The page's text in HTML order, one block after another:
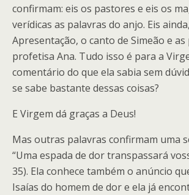
confirmam: eis os pastores e eis os
verídicas as palavras do anjo. Eis
Apresentação, o canto de Simeão e as
profetisa Ana. Tudo isso é para a
comentário do que ela sabia sem
se sabe bastante dessas coisas?
E Virgem dá graças a Deus!
Mas outras palavras confirmam uma
“Uma espada de dor transpassará
35). Ela conhece também o anúncio
Isaías do homem de dor e ela já